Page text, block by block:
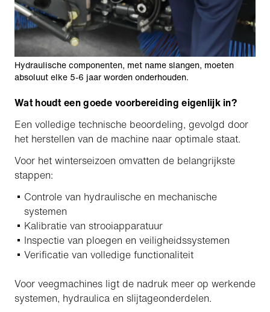
Hydraulische componenten, met name slangen, moeten
absoluut elke 5-6 jaar worden onderhouden.
Wat houdt een goede voorbereiding eigenlijk in?
Een volledige technische beoordeling, gevolgd door
het herstellen van de machine naar optimale staat.
Voor het winterseizoen omvatten de belangrijkste
stappen:
Controle van hydraulische en mechanische
systemen
Kalibratie van strooiapparatuur
Inspectie van ploegen en veiligheidssystemen
Verificatie van volledige functionaliteit
Voor veegmachines ligt de nadruk meer op werkende
systemen, hydraulica en slijtageonderdelen.